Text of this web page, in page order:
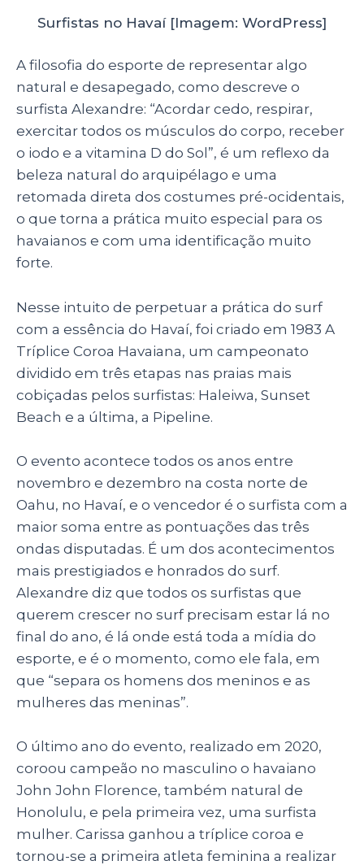
Surfistas no Havaí [Imagem: WordPress]
A filosofia do esporte de representar algo
natural e desapegado, como descreve o
surfista Alexandre: “Acordar cedo, respirar,
exercitar todos os músculos do corpo, receber
o iodo e a vitamina D do Sol”, é um reflexo da
beleza natural do arquipélago e uma
retomada direta dos costumes pré-ocidentais,
o que torna a prática muito especial para os
havaianos e com uma identificação muito
forte.
Nesse intuito de perpetuar a prática do surf
com a essência do Havaí, foi criado em 1983 A
Tríplice Coroa Havaiana, um campeonato
dividido em três etapas nas praias mais
cobiçadas pelos surfistas: Haleiwa, Sunset
Beach e a última, a Pipeline.
O evento acontece todos os anos entre
novembro e dezembro na costa norte de
Oahu, no Havaí, e o vencedor é o surfista com a
maior soma entre as pontuações das três
ondas disputadas. É um dos acontecimentos
mais prestigiados e honrados do surf.
Alexandre diz que todos os surfistas que
querem crescer no surf precisam estar lá no
final do ano, é lá onde está toda a mídia do
esporte, e é o momento, como ele fala, em
que “separa os homens dos meninos e as
mulheres das meninas”.
O último ano do evento, realizado em 2020,
coroou campeão no masculino o havaiano
John John Florence, também natural de
Honolulu, e pela primeira vez, uma surfista
mulher. Carissa ganhou a tríplice coroa e
tornou-se a primeira atleta feminina a realizar